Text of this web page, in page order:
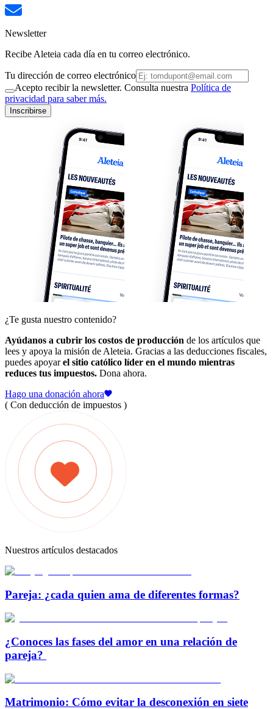
Newsletter
Recibe Aleteia cada día en tu correo electrónico.
Tu dirección de correo electrónico
Acepto recibir la newsletter. Consulta nuestra Política de
privacidad para saber más.
Inscribirse
¿Te gusta nuestro contenido?
Ayúdanos a cubrir los costos de producción de los artículos que
lees y apoya la misión de Aleteia. Gracias a las deducciones fiscales,
puedes apoyarel sitio católico líder en el mundo mientras
reduces tus impuestos. Dona ahora.
Hago una donación ahora
( Con deducción de impuestos )
Nuestros artículos destacados
Pareja: ¿cada quien ama de diferentes formas?
¿Conoces las fases del amor en una relación de
pareja?
Matrimonio: Cómo evitar la desconexión en siete